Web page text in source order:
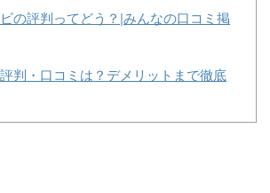
の評判ってどう？|みんなの口コミ掲
判・口コミは？デメリットまで徹底